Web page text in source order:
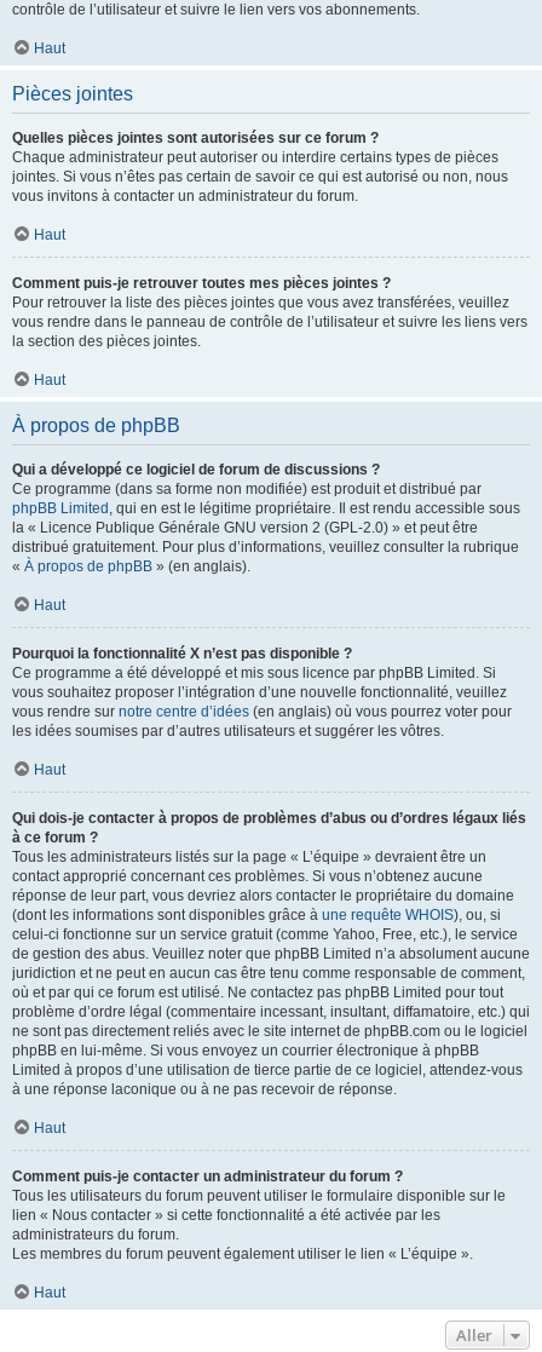
contrôle de l’utilisateur et suivre le lien vers vos abonnements.
Haut
Pièces jointes
Quelles pièces jointes sont autorisées sur ce forum ?
Chaque administrateur peut autoriser ou interdire certains types de pièces
jointes. Si vous n’êtes pas certain de savoir ce qui est autorisé ou non, nous
vous invitons à contacter un administrateur du forum.
Haut
Comment puis-je retrouver toutes mes pièces jointes ?
Pour retrouver la liste des pièces jointes que vous avez transférées, veuillez
vous rendre dans le panneau de contrôle de l’utilisateur et suivre les liens vers
la section des pièces jointes.
Haut
À propos de phpBB
Qui a développé ce logiciel de forum de discussions ?
Ce programme (dans sa forme non modifiée) est produit et distribué par
phpBB Limited , qui en est le légitime propriétaire. Il est rendu accessible sous
la « Licence Publique Générale GNU version 2 (GPL-2.0) » et peut être
distribué gratuitement. Pour plus d’informations, veuillez consulter la rubrique
« À propos de phpBB » (en anglais).
Haut
Pourquoi la fonctionnalité X n’est pas disponible ?
Ce programme a été développé et mis sous licence par phpBB Limited. Si
vous souhaitez proposer l’intégration d’une nouvelle fonctionnalité, veuillez
vous rendre sur notre centre d’idées (en anglais) où vous pourrez voter pour
les idées soumises par d’autres utilisateurs et suggérer les vôtres.
Haut
Qui dois-je contacter à propos de problèmes d’abus ou d’ordres légaux liés
à ce forum ?
Tous les administrateurs listés sur la page « L’équipe » devraient être un
contact approprié concernant ces problèmes. Si vous n’obtenez aucune
réponse de leur part, vous devriez alors contacter le propriétaire du domaine
(dont les informations sont disponibles grâce à une requête WHOIS), ou, si
celui-ci fonctionne sur un service gratuit (comme Yahoo, Free, etc.), le service
de gestion des abus. Veuillez noter que phpBB Limited n’a absolument aucune
juridiction et ne peut en aucun cas être tenu comme responsable de comment,
où et par qui ce forum est utilisé. Ne contactez pas phpBB Limited pour tout
problème d’ordre légal (commentaire incessant, insultant, diffamatoire, etc.) qui
ne sont pas directement reliés avec le site internet de phpBB.com ou le logiciel
phpBB en lui-même. Si vous envoyez un courrier électronique à phpBB
Limited à propos d’une utilisation de tierce partie de ce logiciel, attendez-vous
à une réponse laconique ou à ne pas recevoir de réponse.
Haut
Comment puis-je contacter un administrateur du forum ?
Tous les utilisateurs du forum peuvent utiliser le formulaire disponible sur le
lien « Nous contacter » si cette fonctionnalité a été activée par les
administrateurs du forum.
Les membres du forum peuvent également utiliser le lien « L’équipe ».
Haut
Aller